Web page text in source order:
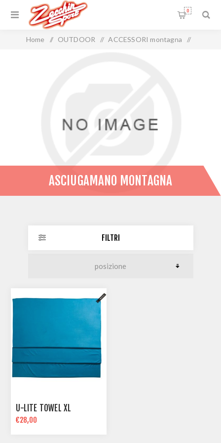
0
Home / OUTDOOR / ACCESSORI montagna /
ASCIUGAMANO MONTAGNA
FILTRI
U-LITE TOWEL XL
€28,00